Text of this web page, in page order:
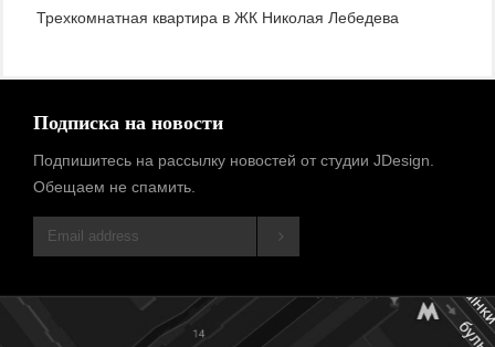
Трехкомнатная квартира в ЖК Николая Лебедева
Подписка на новости
Подпишитесь на рассылку новостей от студии JDesign.
Обещаем не спамить.